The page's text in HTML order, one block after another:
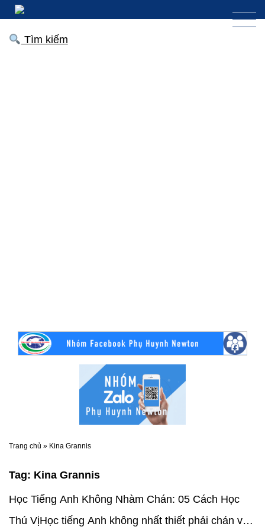
Tìm kiếm
Trang chủ » Kina Grannis
Tag: Kina Grannis
Học Tiếng Anh Không Nhàm Chán: 05 Cách Học
Thú VịHọc tiếng Anh không nhất thiết phải chán và